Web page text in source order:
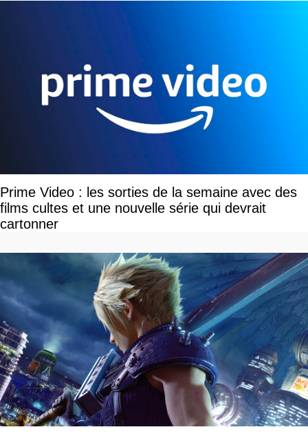
Prime Video : les sorties de la semaine avec des
films cultes et une nouvelle série qui devrait
cartonner